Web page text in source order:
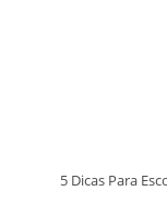
5 Dicas Para